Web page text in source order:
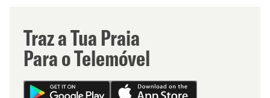
Traz a Tua Praia
Para o Telemóvel